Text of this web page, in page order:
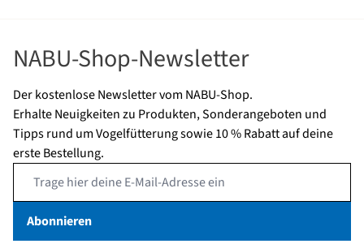
NABU-Shop-Newsletter
Der kostenlose Newsletter vom NABU-Shop.
Erhalte Neuigkeiten zu Produkten, Sonderangeboten und
Tipps rund um Vogelfütterung sowie 10 % Rabatt auf deine
erste Bestellung.
Abonnieren